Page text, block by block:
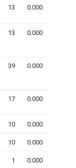
13 0.000
13 0.000
39 0.000
17 0.000
10 0.000
10 0.000
1 0.000